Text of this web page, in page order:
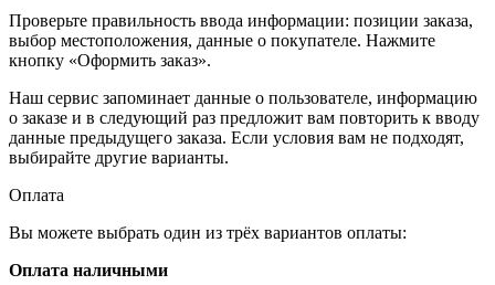
Проверьте правильность ввода информации: позиции заказа,
выбор местоположения, данные о покупателе. Нажмите
кнопку «Оформить заказ».
Наш сервис запоминает данные о пользователе, информацию
о заказе и в следующий раз предложит вам повторить к вводу
данные предыдущего заказа. Если условия вам не подходят,
выбирайте другие варианты.
Оплата
Вы можете выбрать один из трёх вариантов оплаты:
Оплата наличными